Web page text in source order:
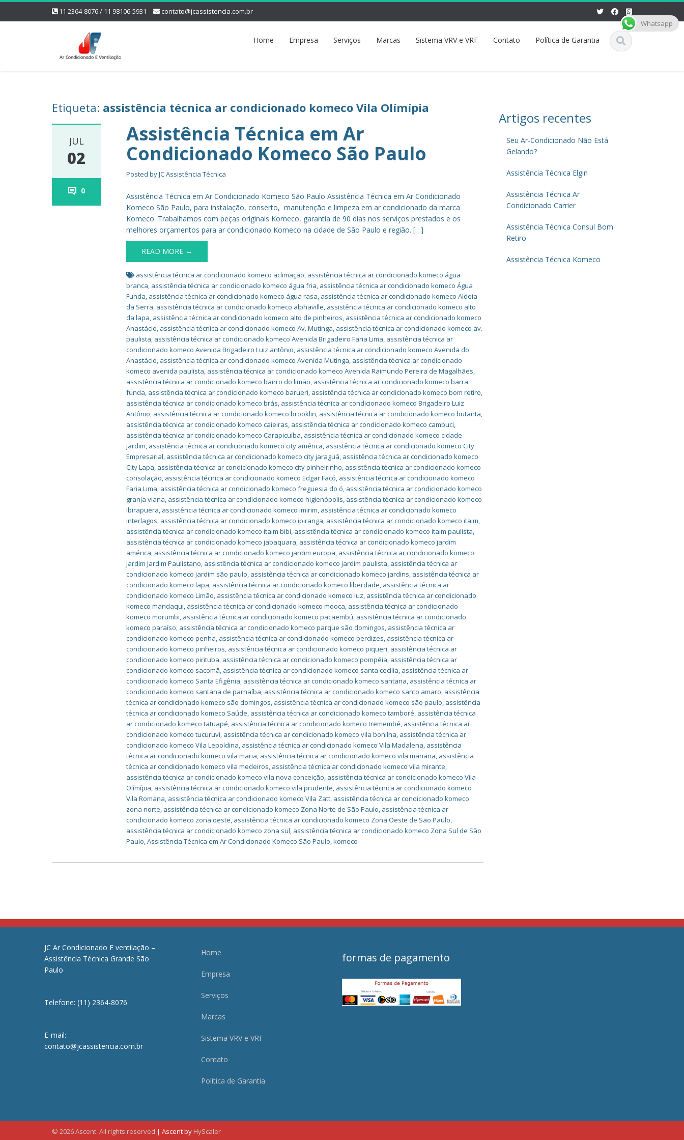
11 2364-8076 / 11 98106-5931 contato@jcassistencia.com.br
Home Empresa Serviços Marcas Sistema VRV e VRF Contato Política de Garantia
Etiqueta: assistência técnica ar condicionado komeco Vila Olímípia
JUL
02
0
Assistência Técnica em Ar
Condicionado Komeco São Paulo
Posted byJC Assistência Técnica
Assistência Técnica em Ar Condicionado Komeco São Paulo Assistência Técnica em Ar Condicionado
Komeco São Paulo, para instalação, conserto, manutenção e limpeza em ar condicionado da marca
Komeco. Trabalhamos com peças originais Komeco, garantia de 90 dias nos serviços prestados e os
melhores orçamentos para ar condicionado Komeco na cidade de São Paulo e região. […]
READ MORE →
assistência técnica ar condicionado komeco aclimação, assistência técnica ar condicionado komeco água
branca, assistência técnica ar condicionado komeco água fria, assistência técnica ar condicionado komeco Água
Funda, assistência técnica ar condicionado komeco água rasa, assistência técnica ar condicionado komeco Aldeia
da Serra, assistência técnica ar condicionado komeco alphaville, assistência técnica ar condicionado komeco alto
da lapa, assistência técnica ar condicionado komeco alto de pinheiros, assistência técnica ar condicionado komeco
Anastácio, assistência técnica ar condicionado komeco Av. Mutinga, assistência técnica ar condicionado komeco av.
paulista, assistência técnica ar condicionado komeco Avenida Brigadeiro Faria Lima, assistência técnica ar
condicionado komeco Avenida Brigadeiro Luiz antônio, assistência técnica ar condicionado komeco Avenida do
Anastácio, assistência técnica ar condicionado komeco Avenida Mutinga, assistência técnica ar condicionado
komeco avenida paulista, assistência técnica ar condicionado komeco Avenida Raimundo Pereira de Magalhães,
assistência técnica ar condicionado komeco bairro do limão, assistência técnica ar condicionado komeco barra
funda, assistência técnica ar condicionado komeco barueri, assistência técnica ar condicionado komeco bom retiro,
assistência técnica ar condicionado komeco brás, assistência técnica ar condicionado komeco Brigadeiro Luiz
Antônio, assistência técnica ar condicionado komeco brooklin, assistência técnica ar condicionado komeco butantã,
assistência técnica ar condicionado komeco caieiras, assistência técnica ar condicionado komeco cambuci,
assistência técnica ar condicionado komeco Carapicuíba, assistência técnica ar condicionado komeco cidade
jardim, assistência técnica ar condicionado komeco city américa, assistência técnica ar condicionado komeco City
Empresarial, assistência técnica ar condicionado komeco city jaraguá, assistência técnica ar condicionado komeco
City Lapa, assistência técnica ar condicionado komeco city pinheirinho, assistência técnica ar condicionado komeco
consolação, assistência técnica ar condicionado komeco Edgar Facó, assistência técnica ar condicionado komeco
Faria Lima, assistência técnica ar condicionado komeco freguesia do ó, assistência técnica ar condicionado komeco
granja viana, assistência técnica ar condicionado komeco higienópolis, assistência técnica ar condicionado komeco
Ibirapuera, assistência técnica ar condicionado komeco imirim, assistência técnica ar condicionado komeco
interlagos, assistência técnica ar condicionado komeco ipiranga, assistência técnica ar condicionado komeco itaim,
assistência técnica ar condicionado komeco itaim bibi, assistência técnica ar condicionado komeco itaim paulista,
assistência técnica ar condicionado komeco jabaquara, assistência técnica ar condicionado komeco jardim
américa, assistência técnica ar condicionado komeco jardim europa, assistência técnica ar condicionado komeco
Jardim Jardim Paulistano, assistência técnica ar condicionado komeco jardim paulista, assistência técnica ar
condicionado komeco jardim são paulo, assistência técnica ar condicionado komeco jardins, assistência técnica ar
condicionado komeco lapa, assistência técnica ar condicionado komeco liberdade, assistência técnica ar
condicionado komeco Limão, assistência técnica ar condicionado komeco luz, assistência técnica ar condicionado
komeco mandaqui, assistência técnica ar condicionado komeco mooca, assistência técnica ar condicionado
komeco morumbi, assistência técnica ar condicionado komeco pacaembú, assistência técnica ar condicionado
komeco paraíso, assistência técnica ar condicionado komeco parque são domingos, assistência técnica ar
condicionado komeco penha, assistência técnica ar condicionado komeco perdizes, assistência técnica ar
condicionado komeco pinheiros, assistência técnica ar condicionado komeco piqueri, assistência técnica ar
condicionado komeco pirituba, assistência técnica ar condicionado komeco pompéia, assistência técnica ar
condicionado komeco sacomã, assistência técnica ar condicionado komeco santa cecília, assistência técnica ar
condicionado komeco Santa Efigênia, assistência técnica ar condicionado komeco santana, assistência técnica ar
condicionado komeco santana de parnaíba, assistência técnica ar condicionado komeco santo amaro, assistência
técnica ar condicionado komeco são domingos, assistência técnica ar condicionado komeco são paulo, assistência
técnica ar condicionado komeco Saúde, assistência técnica ar condicionado komeco tamboré, assistência técnica
ar condicionado komeco tatuapé, assistência técnica ar condicionado komeco tremembé, assistência técnica ar
condicionado komeco tucuruvi, assistência técnica ar condicionado komeco vila bonilha, assistência técnica ar
condicionado komeco Vila Lepoldina, assistência técnica ar condicionado komeco Vila Madalena, assistência
técnica ar condicionado komeco vila maria, assistência técnica ar condicionado komeco vila mariana, assistência
técnica ar condicionado komeco vila medeiros, assistência técnica ar condicionado komeco vila mirante,
assistência técnica ar condicionado komeco vila nova conceição, assistência técnica ar condicionado komeco Vila
Olímípia, assistência técnica ar condicionado komeco vila prudente, assistência técnica ar condicionado komeco
Vila Romana, assistência técnica ar condicionado komeco Vila Zatt, assistência técnica ar condicionado komeco
zona norte, assistência técnica ar condicionado komeco Zona Norte de São Paulo, assistência técnica ar
condicionado komeco zona oeste, assistência técnica ar condicionado komeco Zona Oeste de São Paulo,
assistência técnica ar condicionado komeco zona sul, assistência técnica ar condicionado komeco Zona Sul de São
Paulo,Assistência Técnica em Ar Condicionado Komeco São Paulo,komeco
Artigos recentes
Seu Ar-Condicionado Não Está
Gelando?
Assistência Técnica Elgin
Assistência Técnica Ar
Condicionado Carrier
Assistência Técnica Consul Bom
Retiro
Assistência Técnica Komeco
JC Ar Condicionado E ventilação –
Assistência Técnica Grande São
Paulo
Telefone: (11) 2364-8076
E-mail:
contato@jcassistencia.com.br
Home
Empresa
Serviços
Marcas
Sistema VRV e VRF
Contato
Política de Garantia
formas de pagamento
© 2026 Ascent. All rights reserved | Ascent by HyScaler
Whatsapp